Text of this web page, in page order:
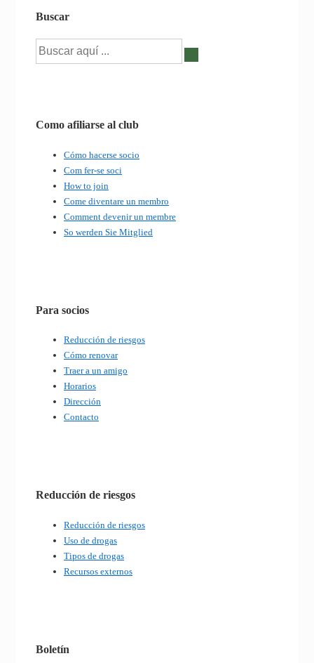
Buscar
Buscar
por:
Como afiliarse al club
Cómo hacerse socio
Com fer-se soci
How to join
Come diventare un membro
Comment devenir un membre
So werden Sie Mitglied
Para socios
Reducción de riesgos
Cómo renovar
Traer a un amigo
Horarios
Dirección
Contacto
Reducción de riesgos
Reducción de riesgos
Uso de drogas
Tipos de drogas
Recursos externos
Boletín